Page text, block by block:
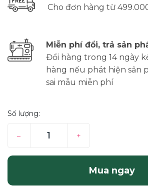
Cho đơn hàng từ
Miễn phí đổi, trả sản
Đổi hàng trong 14 ngày
hàng nếu phát hiện sản
sai mẫu miễn phí
Số lượng:
– +
Mua ngay